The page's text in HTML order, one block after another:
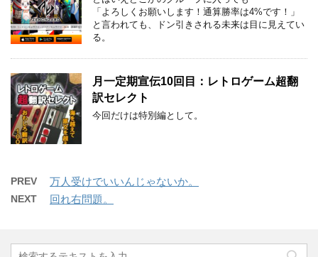
「よろしくお願いします！通算勝率は4%です！」
と言われても、ドン引きされる未来は目に見えてい
る。
月一定期宣伝10回目：レトロゲーム超翻
訳セレクト
今回だけは特別編として。
PREV 万人受けでいいんじゃないか。
NEXT 回れ右問題。